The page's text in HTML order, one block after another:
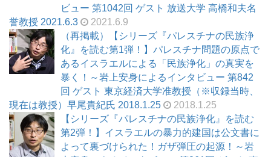
ビュー 第1042回 ゲスト 放送大学 高橋和夫名
誉教授 2021.6.3
2021.6.9
（再掲載）【シリーズ『パレスチナの民族浄
化』を読む第1弾！】パレスチナ問題の原点で
あるイスラエルによる「民族浄化」の真実を
暴く！～岩上安身によるインタビュー 第842
回 ゲスト 東京経済大学准教授（※収録当時、
現在は教授）早尾貴紀氏 2018.1.25
2018.1.25
【シリーズ『パレスチナの民族浄化』を読む
第2弾！】イスラエルの暴力的建国は公文書に
よって裏づけられた！ガザ弾圧の起源！～岩